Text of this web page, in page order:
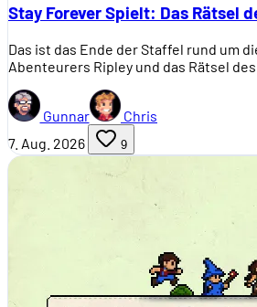
Stay Forever Spielt: Das Rätsel
Das ist das Ende der Staffel rund um
Abenteurers Ripley und das Rätsel des
Gunnar
Chris
7. Aug. 2026
9